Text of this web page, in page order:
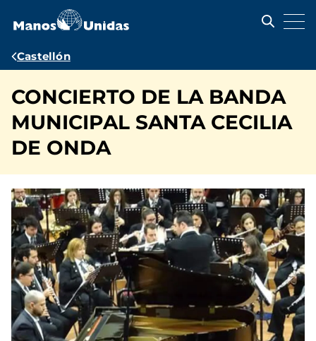
contenido
Ruta
navegación
Castellón
CONCIERTO DE LA BANDA
MUNICIPAL SANTA CECILIA
DE ONDA